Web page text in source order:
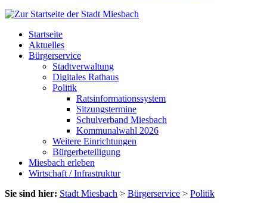
Startseite
Aktuelles
Bürgerservice
Stadtverwaltung
Digitales Rathaus
Politik
Ratsinformationssystem
Sitzungstermine
Schulverband Miesbach
Kommunalwahl 2026
Weitere Einrichtungen
Bürgerbeteiligung
Miesbach erleben
Wirtschaft / Infrastruktur
Sie sind hier: Stadt Miesbach > Bürgerservice > Politik